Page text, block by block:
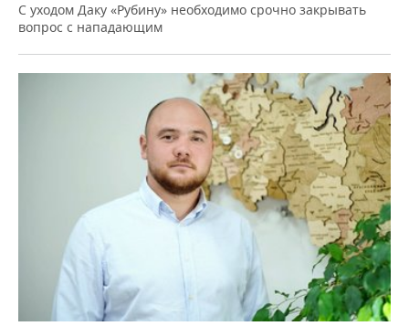
С уходом Даку «Рубину» необходимо срочно закрывать
вопрос с нападающим